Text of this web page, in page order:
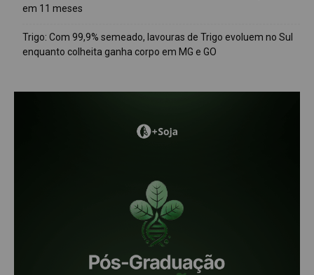
em 11 meses
Trigo: Com 99,9% semeado, lavouras de Trigo evoluem no Sul
enquanto colheita ganha corpo em MG e GO